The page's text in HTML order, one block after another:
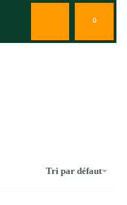
0
Tri par défaut